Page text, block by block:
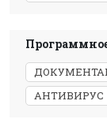
АНТИВИРУС